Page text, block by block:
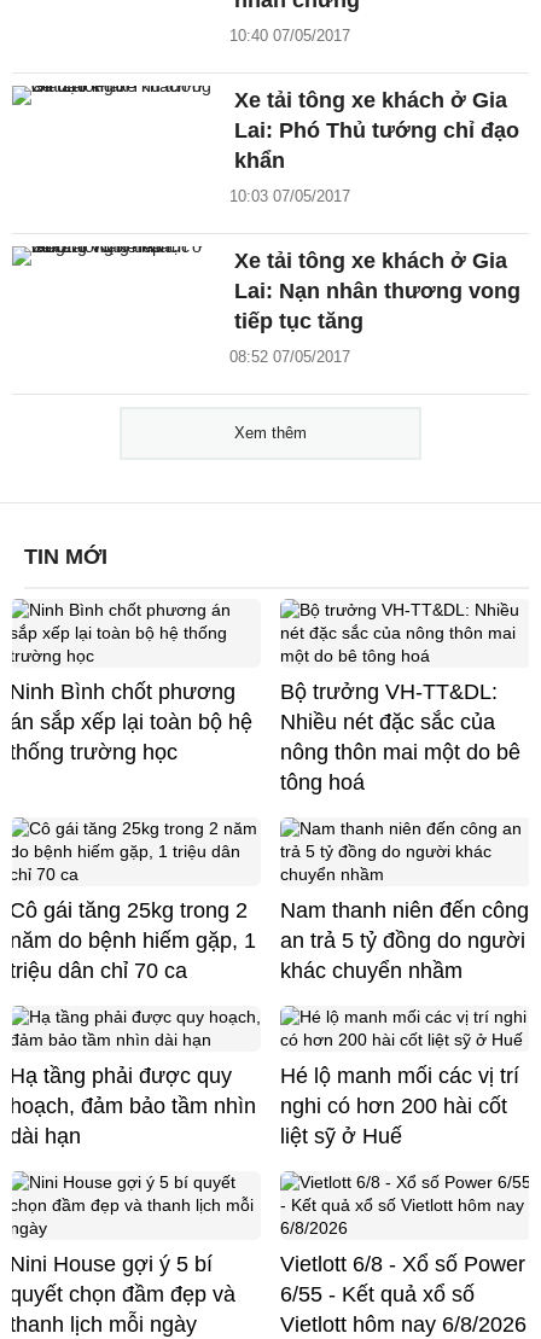
10:40 07/05/2017
Xe tải tông xe khách ở Gia
Lai: Phó Thủ tướng chỉ đạo
khẩn
10:03 07/05/2017
Xe tải tông xe khách ở Gia
Lai: Nạn nhân thương vong
tiếp tục tăng
08:52 07/05/2017
Xem thêm
TIN MỚI
Ninh Bình chốt phương
án sắp xếp lại toàn bộ hệ
thống trường học
Bộ trưởng VH-TT&DL:
Nhiều nét đặc sắc của
nông thôn mai một do bê
tông hoá
Cô gái tăng 25kg trong 2
năm do bệnh hiếm gặp, 1
triệu dân chỉ 70 ca
Nam thanh niên đến công
an trả 5 tỷ đồng do người
khác chuyển nhầm
Hạ tầng phải được quy
hoạch, đảm bảo tầm nhìn
dài hạn
Hé lộ manh mối các vị trí
nghi có hơn 200 hài cốt
liệt sỹ ở Huế
Nini House gợi ý 5 bí
quyết chọn đầm đẹp và
thanh lịch mỗi ngày
Vietlott 6/8 - Xổ số Power
6/55 - Kết quả xổ số
Vietlott hôm nay 6/8/2026